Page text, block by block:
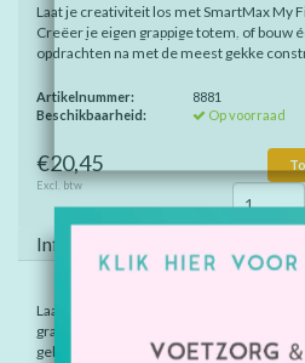
Laat je creativiteit los met SmartMax My
Creëer je eigen grappige totem, of bouw
opdrachten na met de meest gekke
Artikelnummer:
8881
Beschikbaarheid:
Op voorraad
€20,45
Excl. btw
Informatie
Laat je creativiteit los met SmartMax My
grappige totem, of bouw één van de 24
gekke constructies.